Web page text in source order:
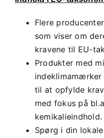
Flere
som viser om
kravene til EU-
Produkter med
til at opfylde
med fokus på
kemikalieindhold.
Spørg i din